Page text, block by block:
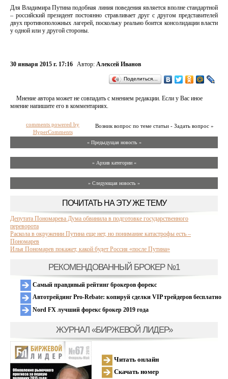
Для Владимира Путина подобная линия поведения является вполне стандартной
– российский президент постоянно стравливает друг с другом представителей
двух противоположных лагерей, поскольку реально боится консолидации власти
у одной или у другой стороны.
30 января 2015 г. 17:16 Автор: Алексей Иванов
Поделиться…
Мнение автора может не совпадать с мнением редакции. Если у Вас иное
мнение напишите его в комментариях.
Возник вопрос по теме статьи - Задать вопрос »
comments powered by
HyperComments
« Предыдущая новость «
» Архив категории «
» Следующая новость »
ПОЧИТАТЬ НА ЭТУ ЖЕ ТЕМУ
Депутата Пономарева Дума обвинила в подготовке государственного
переворота
Раскола в окружении Путина еще нет, но понимание катастрофы есть –
Пономарев
Илья Пономарев покажет, какой будет Россия «после Путина»
РЕКОМЕНДОВАННЫЙ БРОКЕР №1
Самый правдивый рейтинг брокеров форекс
Автотрейдинг Pro-Rebate: копируй сделки VIP трейдеров бесплатно
Nord FX лучший форекс брокер 2019 года
ЖУРНАЛ «БИРЖЕВОЙ ЛИДЕР»
Читать онлайн
Скачать номер